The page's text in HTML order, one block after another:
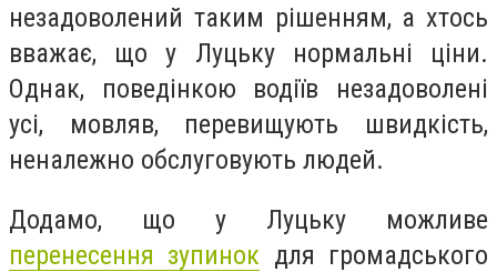
незадоволений таким рішенням, а хтось
вважає, що у Луцьку нормальні ціни.
Однак, поведінкою водіїв незадоволені
усі, мовляв, перевищують швидкість,
неналежно обслуговують людей.
Додамо, що у Луцьку можливе
перенесення зупинок для громадського